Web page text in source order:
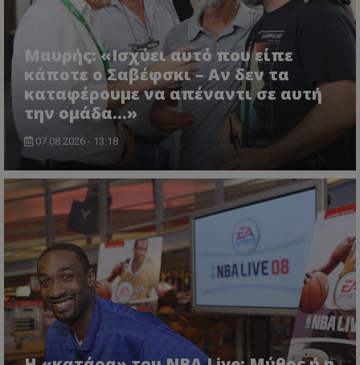
Μαυρής: «Ισχύει αυτό που είπε
κάποτε ο Σαβέφσκι – Αν δεν τα
καταφέρουμε να απέναντι σε αυτή
την ομάδα…»
07.08.2026 - 13:18